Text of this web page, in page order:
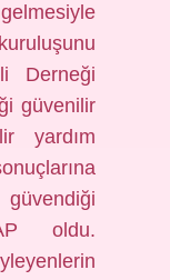
Derneği
güvenilir
yardım
oldu.